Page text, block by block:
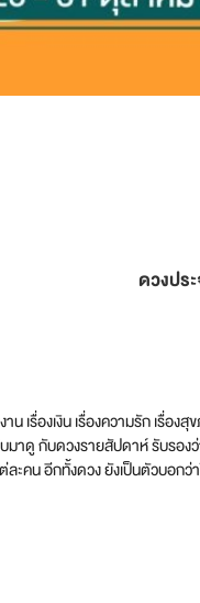
ดวงปร
าน เรื่องเงิน เรื่องความรัก เ
มาดู กับดวงรายสัปดาห์ รับร
คน อีกทั้งดวง ยังเป็นตัวบอกว่